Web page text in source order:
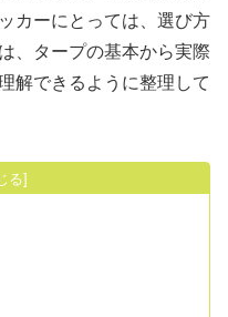
カーにとっては、選び方
、タープの基本から実際
解できるように整理して